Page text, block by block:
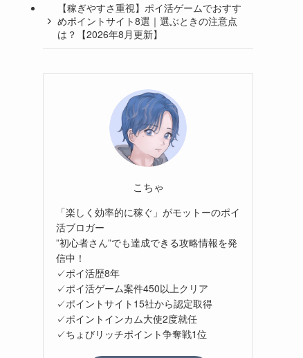
【稼ぎやすさ重視】ポイ活ゲームでおすす
めポイントサイト8選｜選ぶときの注意点
は？【2026年8月更新】
こちゃ
「楽しく効率的に稼ぐ」がモットーのポイ
活ブロガー
”初心者さん”でも達成できる攻略情報を発
信中！
✓ポイ活歴8年
✓ポイ活ゲーム案件450以上クリア
✓ポイントサイト15社から認定取得
✓ポイントインカム大使2度就任
✓ちょびリッチポイント争奪戦1位